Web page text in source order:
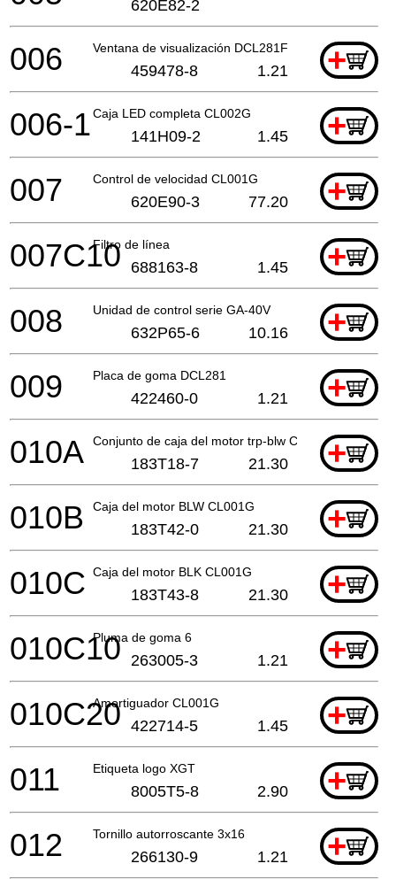
620E82-2
Ventana de visualización DCL281F +
006 459478-8 1.21
Caja LED completa CL002G +
006-1 141H09-2 1.45
Control de velocidad CL001G +
007 620E90-3 77.20
Filtro de línea +
007C10 688163-8 1.45
Unidad de control serie GA-40V +
008 632P65-6 10.16
Placa de goma DCL281 +
009 422460-0 1.21
Conjunto de caja del motor trp-blw CL001G+
010A 183T18-7 21.30
Caja del motor BLW CL001G +
010B 183T42-0 21.30
Caja del motor BLK CL001G +
010C 183T43-8 21.30
Pluma de goma 6 +
010C10 263005-3 1.21
Amortiguador CL001G +
010C20 422714-5 1.45
Etiqueta logo XGT +
011 8005T5-8 2.90
Tornillo autorroscante 3x16 +
012 266130-9 1.21